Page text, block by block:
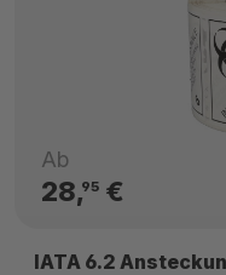
Ab
28,95€
IATA 6.2